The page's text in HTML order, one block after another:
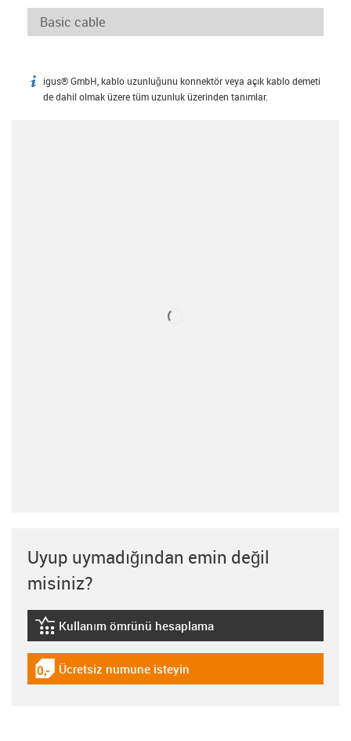
igus-icon-info
igus® GmbH, kablo uzunluğunu konnektör veya açık kablo demeti
de dahil olmak üzere tüm uzunluk üzerinden tanımlar.
Uyup uymadığından emin değil
misiniz?
igus-icon-lebensdauerrechner
Kullanım ömrünü hesaplama
igus-icon-gratismuster
Ücretsiz numune isteyin